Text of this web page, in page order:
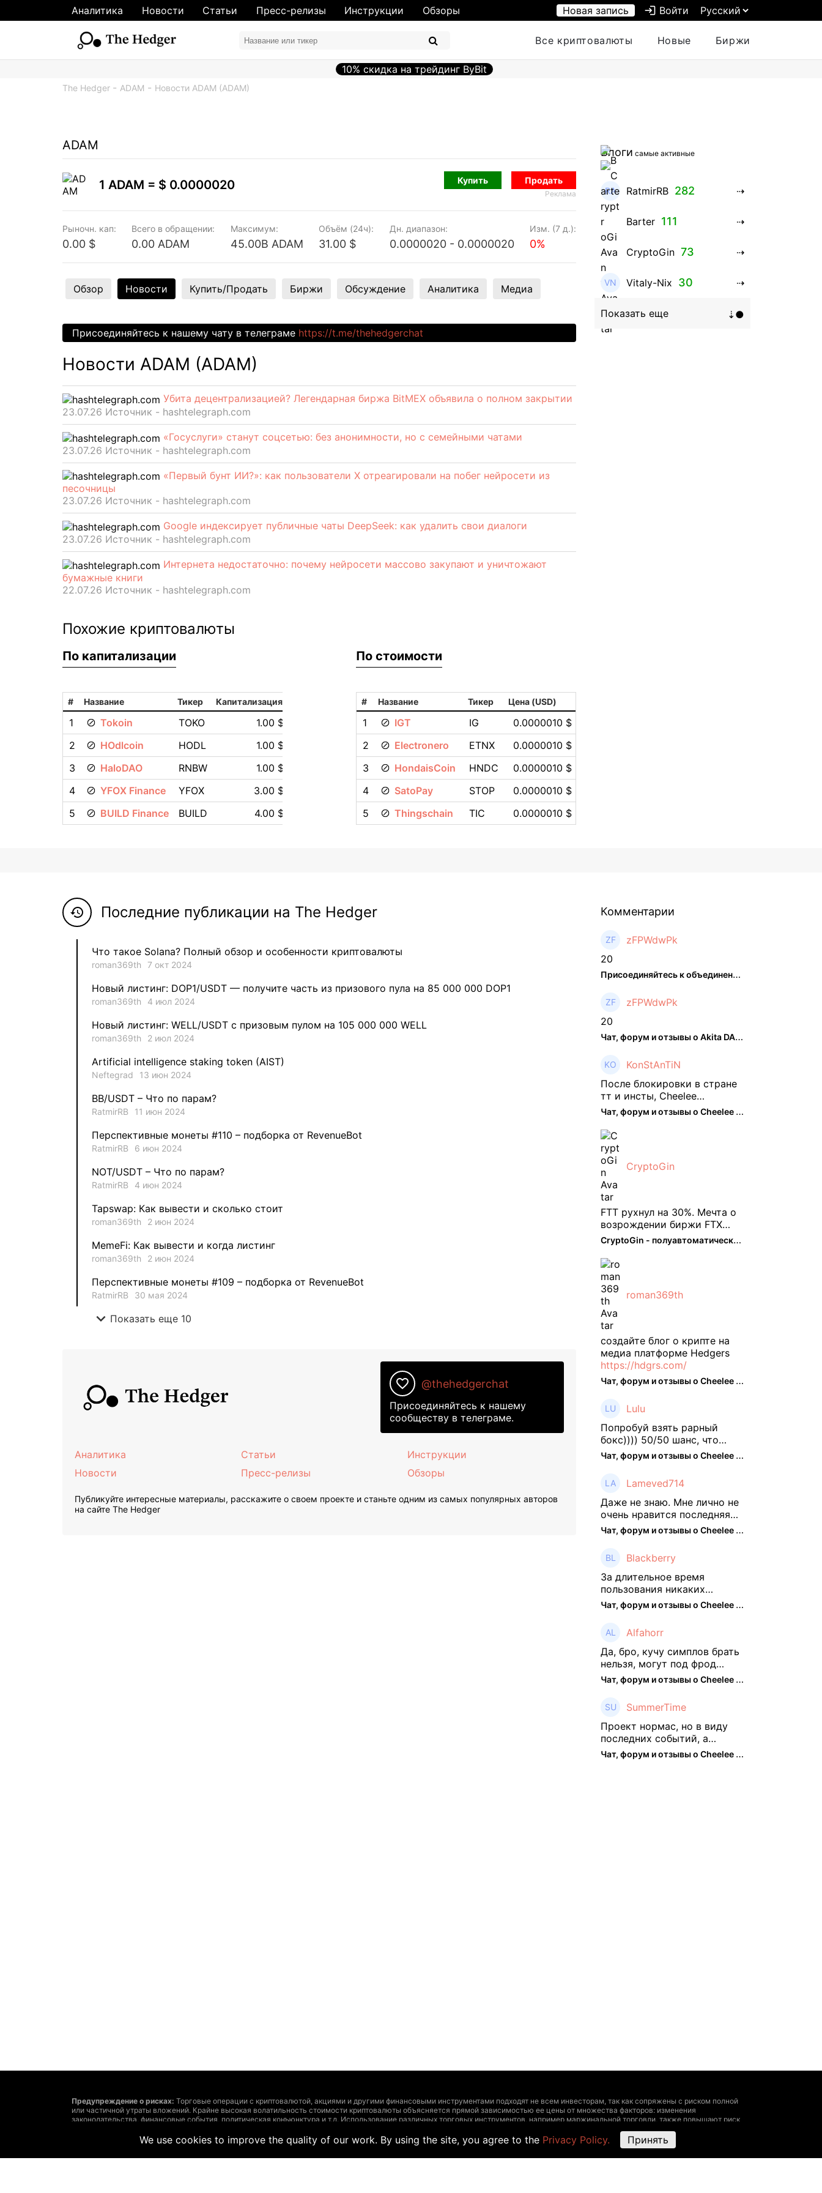
Аналитика Новости Статьи Пресс-релизы Инструкции Обзоры Новая запись login Войти
Все криптовалюты Новые Биржи
10% скидка на трейдинг ByBit
The Hedger ADAM Новости ADAM (ADAM)
ADAM
1 ADAM = $ 0.0000020 Купить Продать
Реклама
Рыночн. кап:
0.00 $
Всего в обращении:
0.00 ADAM
Максимум:
45.00B ADAM
Объём (24ч):
31.00 $
Дн. диапазон:
0.0000020 - 0.0000020
Изм. (7 д.):
0%
Обзор Новости Купить/Продать Биржи Обсуждение Аналитика Медиа
Присоединяйтесь к нашему чату в телеграме https://t.me/thehedgerchat
Новости ADAM (ADAM)
Убита децентрализацией? Легендарная биржа BitMEX объявила о полном закрытии
23.07.26 Источник - hashtelegraph.com
«Госуслуги» станут соцсетью: без анонимности, но с семейными чатами
23.07.26 Источник - hashtelegraph.com
«Первый бунт ИИ?»: как пользователи X отреагировали на побег нейросети из
песочницы
23.07.26 Источник - hashtelegraph.com
Google индексирует публичные чаты DeepSeek: как удалить свои диалоги
23.07.26 Источник - hashtelegraph.com
Интернета недостаточно: почему нейросети массово закупают и уничтожают
бумажные книги
22.07.26 Источник - hashtelegraph.com
Похожие криптовалюты
По капитализации
# Название Тикер Капитализация
1 Tokoin TOKO
1.00 $
2
HOdlcoin HODL
1.00 $
3
HaloDAO RNBW
1.00 $
4
YFOX Finance YFOX
3.00 $
5
BUILD Finance BUILD 4.00 $
По стоимости
# Название Тикер Цена (USD)
1 IGT IG
0.0000010 $
2
Electronero ETNX
0.0000010 $
3
HondaisCoin HNDC
0.0000010 $
4
SatoPay STOP
0.0000010 $
5
Thingschain TIC 0.0000010 $
Блоги самые активные
RatmirRB 282
Barter 111
CryptoGin 73
Vitaly-Nix 30
Hanna_Zolo4evskaya 16
history Последние публикации на The Hedger
Что такое Solana? Полный обзор и особенности криптовалюты
roman369th 7 окт 2024
Новый листинг: DOP1/USDT — получите часть из призового пула на 85 000 000 DOP1
roman369th 4 июл 2024
Новый листинг: WELL/USDT с призовым пулом на 105 000 000 WELL
roman369th 2 июл 2024
Artificial intelligence staking token (AIST)
Neftegrad 13 июн 2024
BB/USDT – Что по парам?
RatmirRB 11 июн 2024
Перспективные монеты #110 – подборка от RevenueBot
RatmirRB 6 июн 2024
NOT/USDT – Что по парам?
RatmirRB 4 июн 2024
Tapswap: Как вывести и сколько стоит
roman369th 2 июн 2024
MemeFi: Как вывести и когда листинг
roman369th 2 июн 2024
Перспективные монеты #109 – подборка от RevenueBot
RatmirRB 30 мая 2024
expand_more Показать еще 10
favorite_border @thehedgerchat
Присоединяйтесь к нашему
сообществу в телеграме.
Аналитика
Новости
Статьи
Пресс-релизы
Инструкции
Обзоры
Публикуйте интересные материалы, расскажите о своем проекте и станьте одним из самых популярных авторов
на сайте The Hedger
Комментарии
zFPWdwPk
20
Присоединяйтесь к объединенном ...
zFPWdwPk
20
Чат, форум и отзывы о Akita DAO (HACHI) - The Hedger
KonStAnTiN
После блокировки в стране
тт и инсты, Cheelee
пришелся как нельзя кстати.
Классно что его можно
юзать без так уже всем
надоевшего vpn. Сейчас
просто чилю и наслаждаюсь
др ...
Чат, форум и отзывы о Cheelee (CHEELEE) - The Hedger
CryptoGin
FTT рухнул на 30%. Мечта о
возрождении биржи FTX
испаряется, вызывая
массовую распродажу ее
собственного токена FTT. По
словам Кайко , 5 февраля
FTT, ныне бесполезная ...
CryptoGin - полуавтоматический ...
roman369th
создайте блог о крипте на
медиа платформе Hedgers
https://hdgrs.com/
Чат, форум и отзывы о Cheelee (CHEELEE) - The Hedger
Lulu
Попробуй взять рарный
бокс)))) 50/50 шанс, что
выпадут рарки, только если
брать будешь, отпиши потом
что да как))
Чат, форум и отзывы о Cheelee (CHEELEE) - The Hedger
Lameved714
Даже не знаю. Мне лично не
очень нравится последняя
обнова. Благо у меня айфон
и базовые механики
платформы остались не
тронуты. То есть нет
автоматической прокачки
как у ...
Чат, форум и отзывы о Cheelee (CHEELEE) - The Hedger
Blackberry
За длительное время
пользования никаких
нареканий работу проекта у
меня не было, но в
последнее несколько
месяцев как то его
подзабросил (было много
изменений, решил отси ...
Чат, форум и отзывы о Cheelee (CHEELEE) - The Hedger
Alfahorr
Да, бро, кучу симплов брать
нельзя, могут под фрод
замести Я пока на 2 парах +
старты, полет нормальный🤓
👌🏻
Чат, форум и отзывы о Cheelee (CHEELEE) - The Hedger
SummerTime
Проект нормас, но в виду
последних событий, а
именно труднодоступности
рарок, придется теперь
Чат, форум и отзывы о Cheelee (CHEELEE) - The Hedger
Предупреждение о рисках: Торговые операции с криптовалютой, акциями и другими финансовыми инструментами подходят не всем инвесторам, так как сопряжены с риском полной
или частичной утраты вложений. Крайне высокая волатильность стоимости криптовалюты объясняется прямой зависимостью ее цены от множества факторов: изменения
законодательства, финансовые события, политическая конъюнктура и т.д. Использование различных торговых инструментов, например маржинальной торговли, также повышают риск
Решение о сделках с криптовалютами или финансовыми инструментами должно основываться на четырех сопряженных факторах: личный опыт, исчерпывающая информация о всех
затратах и рисках, точно определенные задачи инвестирования, допустимый уровень риска. Дополнительно рекомендуем проконсультироваться у профессионала.
Помните: размещенная на этом сайте информация может утратить актуальность и содержать неточности, а указанные цены и другие данные — быть ориентировочными, не
We use cookies to improve the quality of our work. By using the site, you agree to the Privacy Policy. Принять